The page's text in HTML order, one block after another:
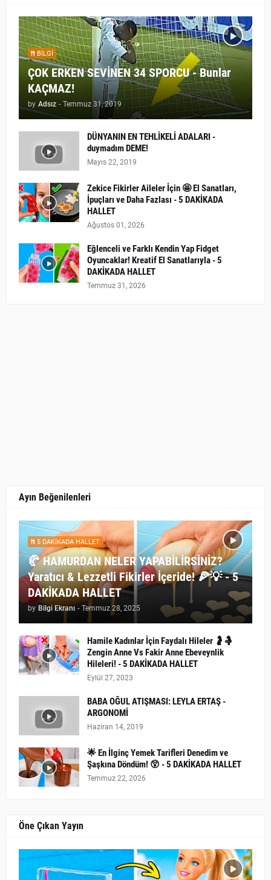
BILGI
ÇOK ERKEN SEVİNEN 34 SPORCU - Bunlar
KAÇMAZ!
by Adsız - Temmuz 31, 2019
DÜNYANIN EN TEHLİKELİ ADALARI -
duymadım DEME!
Mayıs 22, 2019
Zekice Fikirler Aileler İçin 🤩 El Sanatları,
İpuçları ve Daha Fazlası - 5 DAKİKADA
HALLET
Ağustos 01, 2026
Eğlenceli ve Farklı Kendin Yap Fidget
Oyuncaklar! Kreatif El Sanatlarıyla - 5
DAKİKADA HALLET
Temmuz 31, 2026
Ayın Beğenilenleri
5 DAKİKADA HALLET
🥐 HAMURDAN NELER YAPABİLİRSİNİZ?
Yaratıcı & Lezzetli Fikirler İçeride! 🍕💡 - 5
DAKİKADA HALLET
by Bilgi Ekranı - Temmuz 28, 2025
Hamile Kadınlar İçin Faydalı Hileler 🤰🤱
Zengin Anne Vs Fakir Anne Ebeveynlik
Hileleri! - 5 DAKİKADA HALLET
Eylül 27, 2023
BABA OĞUL ATIŞMASI: LEYLA ERTAŞ -
ARGONOMİ
Haziran 14, 2019
🌟 En İlginç Yemek Tarifleri Denedim ve
Şaşkına Döndüm! 😲 - 5 DAKİKADA HALLET
Temmuz 22, 2026
Öne Çıkan Yayın